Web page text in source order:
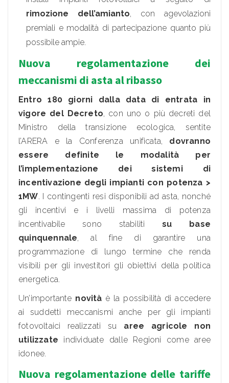
rimozione dell’amianto, con agevolazioni
premiali e modalità di partecipazione quanto più
possibile ampie.
Nuova regolamentazione dei
meccanismi di asta al ribasso
Entro 180 giorni dalla data di entrata in
vigore del Decreto, con uno o più decreti del
Ministro della transizione ecologica, sentite
l’ARERA e la Conferenza unificata, dovranno
essere definite le modalità per
l’implementazione dei sistemi di
incentivazione degli impianti con potenza >
1MW. I contingenti resi disponibili ad asta, nonché
gli incentivi e i livelli massima di potenza
incentivabile sono stabilitisu base
quinquennale, al fine di garantire una
programmazione di lungo termine che renda
visibili per gli investitori gli obiettivi della politica
energetica.
Un’importante novità è la possibilità di accedere
ai suddetti meccanismi anche per gli impianti
fotovoltaici realizzati su aree agricole non
utilizzate individuate dalle Regioni come aree
idonee.
Nuova regolamentazione delle tariffe